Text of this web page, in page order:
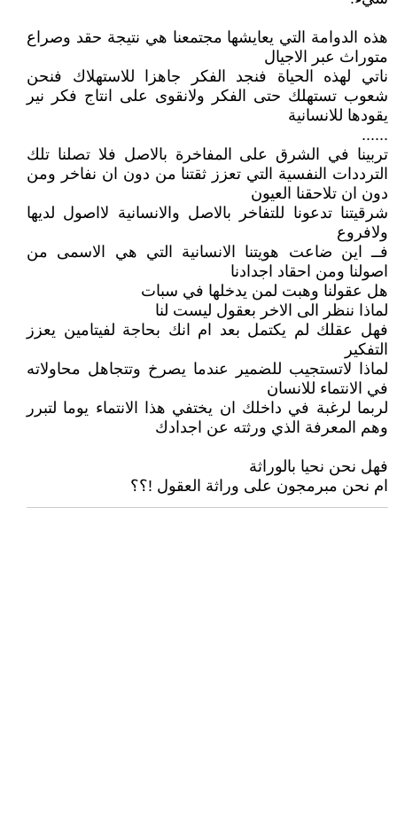
هذه الدوامة التي يعايشها مجتمعنا هي نتيجة حقد وصراع
متوراث عبر الاجيال
ناتي لهذه الحياة فنجد الفكر جاهزا للاستهلاك فنحن
شعوب تستهلك حتى الفكر ولانقوى على انتاج فكر نير
يقودها للانسانية
......
تربينا في الشرق على المفاخرة بالاصل فلا تصلنا تلك
الترددات النفسية التي تعزز ثقتنا من دون ان نفاخر ومن
دون ان تلاحقنا العيون
شرقيتنا تدعونا للتفاخر بالاصل والانسانية لااصول لديها
ولافروع
فــ اين ضاعت هويتنا الانسانية التي هي الاسمى من
اصولنا ومن احقاد اجدادنا
هل عقولنا وهبت لمن يدخلها في سبات
لماذا ننظر الى الاخر بعقول ليست لنا
فهل عقلك لم يكتمل بعد ام انك بحاجة لفيتامين يعزز
التفكير
لماذا لاتستجيب للضمير عندما يصرخ وتتجاهل محاولاته
في الانتماء للانسان
لربما لرغبة في داخلك ان يختفي هذا الانتماء يوما لتبرر
وهم المعرفة الذي ورثته عن اجدادك
فهل نحن نحيا بالوراثة
ام نحن مبرمجون على وراثة العقول !؟؟